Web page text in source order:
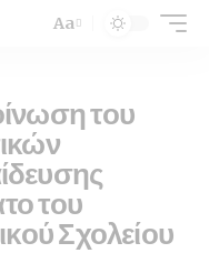
Aa
του
του
Σχολείου